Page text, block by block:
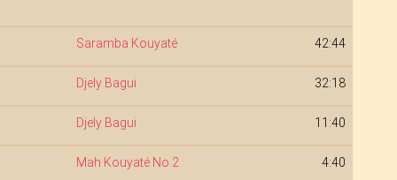
Saramba Kouyaté 42:44
Djely Bagui 32:18
Djely Bagui 11:40
Mah Kouyaté No 2 4:40